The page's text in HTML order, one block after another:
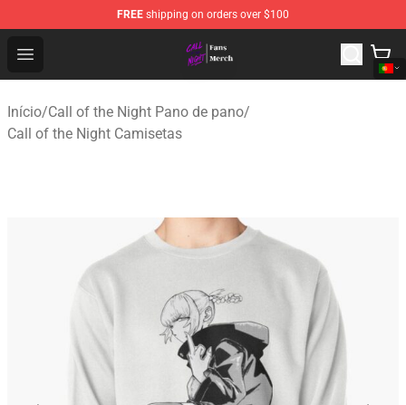
FREE shipping on orders over $100
Open menu
Call of the Night Store - Official Call of the Night
Início/Call of the Night Pano de pano/
Call of the Night Camisetas